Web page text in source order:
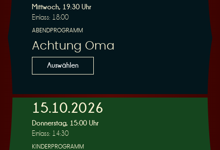
Mittwoch, 19:30 Uhr
Einlass: 18:00
ABENDPROGRAMM
Achtung Oma
Auswählen
15.10.2026
Donnerstag, 15:00 Uhr
Einlass: 14:30
KINDERPROGRAMM